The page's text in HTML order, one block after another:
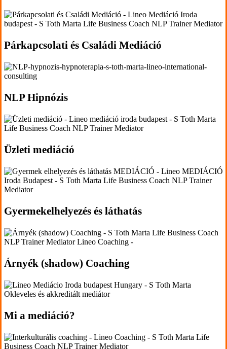
'.get_the_title().'
Párkapcsolati és Családi Mediáció
'.get_the_title().'
NLP Hipnózis
'.get_the_title().'
Üzleti mediáció
'.get_the_title().'
Gyermekelhelyezés és láthatás
'.get_the_title().'
Árnyék (shadow) Coaching
'.get_the_title().'
Mi a mediáció?